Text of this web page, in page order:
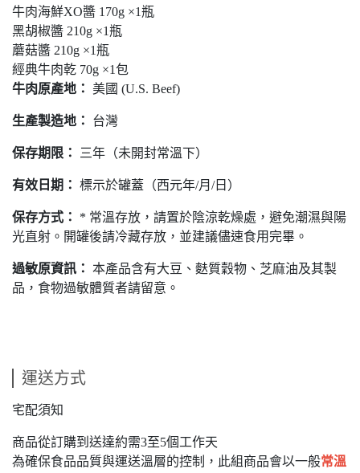
牛肉海鮮XO醬 170g ×1瓶
黑胡椒醬 210g ×1瓶
蘑菇醬 210g ×1瓶
經典牛肉乾 70g ×1包
牛肉原產地： 美國 (U.S. Beef)
生產製造地： 台灣
保存期限： 三年（未開封常溫下）
有效日期： 標示於罐蓋（西元年/月/日）
保存方式：
* 常溫存放，請置於陰涼乾燥處，避免潮濕與陽
光直射。開罐後請冷藏存放，並建議儘速食用完畢。
過敏原資訊： 本產品含有大豆、麩質穀物、芝麻油及其製
品，食物過敏體質者請留意。
運送方式
宅配須知
商品從訂購到送達約需3至5個工作天
為確保食品品質與運送溫層的控制，此組商品會以一般常溫